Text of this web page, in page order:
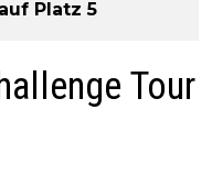
Platz 5
Tour